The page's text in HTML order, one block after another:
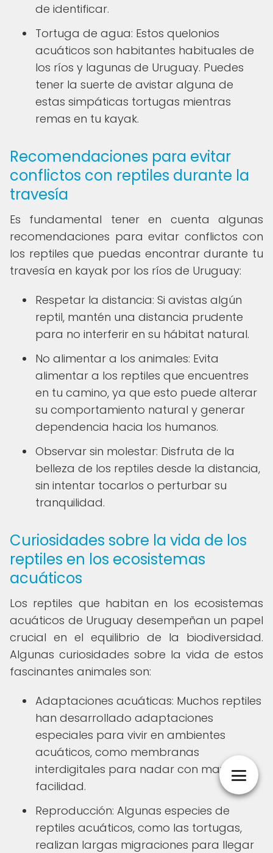
de identificar.
Tortuga de agua: Estos quelonios
acuáticos son habitantes habituales de
los ríos y lagunas de Uruguay. Puedes
tener la suerte de avistar alguna de
estas simpáticas tortugas mientras
remas en tu kayak.
Recomendaciones para evitar
conflictos con reptiles durante la
travesía
Es fundamental tener en cuenta algunas
recomendaciones para evitar conflictos con
los reptiles que puedas encontrar durante tu
travesía en kayak por los ríos de Uruguay:
Respetar la distancia: Si avistas algún
reptil, mantén una distancia prudente
para no interferir en su hábitat natural.
No alimentar a los animales: Evita
alimentar a los reptiles que encuentres
en tu camino, ya que esto puede alterar
su comportamiento natural y generar
dependencia hacia los humanos.
Observar sin molestar: Disfruta de la
belleza de los reptiles desde la distancia,
sin intentar tocarlos o perturbar su
tranquilidad.
Curiosidades sobre la vida de los
reptiles en los ecosistemas
acuáticos
Los reptiles que habitan en los ecosistemas
acuáticos de Uruguay desempeñan un papel
crucial en el equilibrio de la biodiversidad.
Algunas curiosidades sobre la vida de estos
fascinantes animales son:
Adaptaciones acuáticas: Muchos reptiles
han desarrollado adaptaciones
especiales para vivir en ambientes
acuáticos, como membranas
interdigitales para nadar con mayor
facilidad.
Reproducción: Algunas especies de
reptiles acuáticos, como las tortugas,
realizan largas migraciones para llegar